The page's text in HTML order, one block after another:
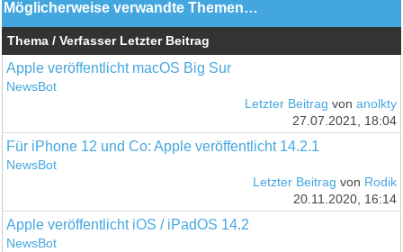
Möglicherweise verwandte Themen…
Thema / Verfasser Letzter Beitrag
Apple veröffentlicht macOS Big Sur
NewsBot
Letzter Beitrag von anolkty
27.07.2021, 18:04
Für iPhone 12 und Co: Apple veröffentlicht 14.2.1
NewsBot
Letzter Beitrag von Rodik
20.11.2020, 16:14
Apple veröffentlicht iOS / iPadOS 14.2
NewsBot